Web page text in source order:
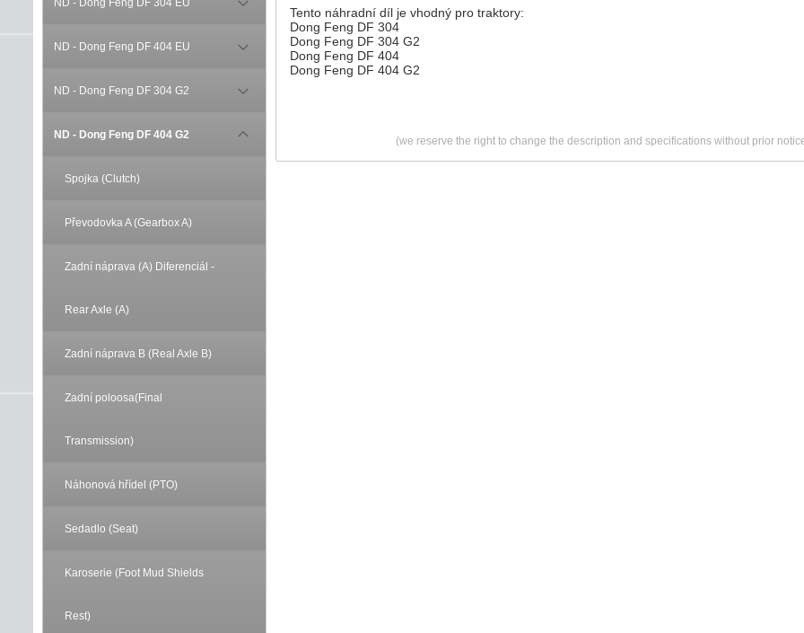
ND - Dong Feng DF 304 EU
ND - Dong Feng DF 404 EU
ND - Dong Feng DF 304 G2
ND - Dong Feng DF 404 G2
Spojka (Clutch)
Převodovka A (Gearbox A)
Zadní náprava (A) Diferenciál -
Rear Axle (A)
Zadní náprava B (Real Axle B)
Zadní poloosa(Final
Transmission)
Náhonová hřídel (PTO)
Sedadlo (Seat)
Karoserie (Foot Mud Shields
Rest)
Tento náhradní díl je vhodný pro traktory:
Dong Feng DF 304
Dong Feng DF 304 G2
Dong Feng DF 404
Dong Feng DF 404 G2
(we reserve the right to change the description and specifications without prior